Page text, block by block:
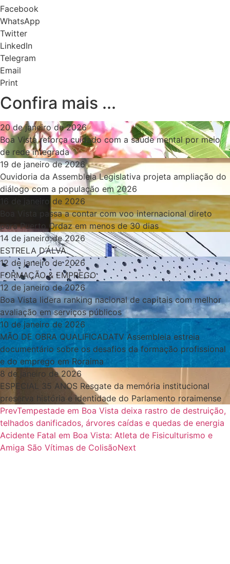
Facebook
WhatsApp
Twitter
LinkedIn
Telegram
Email
Print
Confira mais ...
20 de janeiro de 2026
Boa Vista reforça cuidado com a saúde mental por meio
de rede integrada
19 de janeiro de 2026
Ouvidoria da Assembleia Legislativa projeta ampliação do
diálogo com a população em 2026
16 de janeiro de 2026
Boa Vista passa a contar com voo internacional direto
para Puerto Ordaz em menos de 30 dias
14 de janeiro de 2026
ESTRELA D’ÁLVA
12 de janeiro de 2026
FORMAÇÃO & EMPREGO
12 de janeiro de 2026
Boa Vista lidera ranking nacional de capitais com melhor
avaliação em serviços públicos
10 de janeiro de 2026
MÃO DE OBRA QUALIFICADATV Assembleia estreia
documentário sobre os desafios da formação profissional
e do emprego em Roraima
8 de janeiro de 2026
ESPECIAL 35 ANOS Resgate da memória institucional
preserva história e identidade do Parlamento roraimense
PrevTempestade em Boa Vista deixa rastro de destruição,
telhados danificados, árvores caídas e quedas de energia
Acidente Fatal em Boa Vista: Atleta de Fisiculturismo e
Amiga São Vítimas de ColisãoNext